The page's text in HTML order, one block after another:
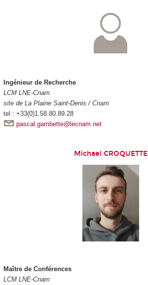
Ingénieur de Recherche
LCM LNE-Cnam
site de La Plaine Saint-Denis / Cnam
tel : +33(0)1.58.80.89.28
pascal.gambette@lecnam.net
Michael CROQUETTE
Maître de Conférences
LCM LNE-Cnam